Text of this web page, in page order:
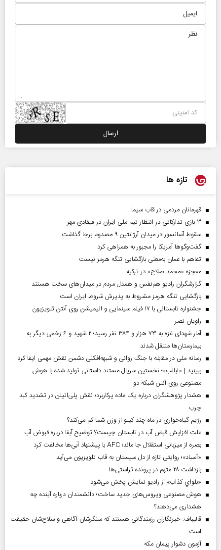
تازه ها
قهرمانان مردمی در قاب سیما
۳ بازی تدارکاتی در انتظار تیم ملی ایران در فیفادی مهر
سقوط آسانسور در میدان آرژانتین ۹ مصدوم برجا گذاشت
گفت‌وگوها آمریکا را مجبور به همراهی کرد
تفاهم با عمان به‌معنی بازگشایی تنگه هرمز نیست
معجزه «محمد صلاح» در ترکیه
گزارشگران رادیو هم‌نفس و همدل مردم در میدان‌های سخت هستند
بازگشایی تنگه هرمز مشروط به پذیرش شروط ایران است
جشنواره تابستانی با ۱۷ فیلم سینمایی و انیمیشن روی آنتن تلویزیون
راویان نصر
آمار شهدای غزه به ۷۳ هزار و ۳۸۴ نفر رسید؛ ۲ شهید و ۶ زخمی دیگر به
بیمارستان‌ها منتقل شدند
رسانه ملی در مقابله با جنگ روانی و شبهه‌افکنی دشمن نقش مهمی ایفا کرد
ببینید | «لبالب»؛ نخستین سریال مستند داستانی تولید شده با هوش
مصنوعی روی آنتن شبکه دو
هشدار پژوهشگران درباره یک ماده پرکاربرد؛ نقش پلی‌اتیلن در تشدید کبد
چرب
رژیم گیاه‌خواری در ماه چند کیلو از وزن شما کم می‌کند؟
علت افزایش قبض آب در تابستان چیست؟ توضیح آبفا درباره قبوض آب
بصره از میزبانی استقلال جا ماند؛ AFC با پیشنهاد آبی‌ها مخالفت کرد
«آسباد»؛ روایتی تازه از دل سیستان به قاب تلویزیون می‌آید
بازداشت ۲۸ متهم در پرونده تراستی‌ها
«بلواي کذاب» از رادیو نمایش پخش می‌شود
هوش مصنوعی ویروس‌های جدید ساخت؛ دانشمندان درباره آینده چه
هشداری می‌دهند؟
قالیباف: خبرنگاران رزمندگانی هستند که سنگرشان آگاهی و سلاح‌شان حقیقت
است
آزمون دشوار پیمان مکه